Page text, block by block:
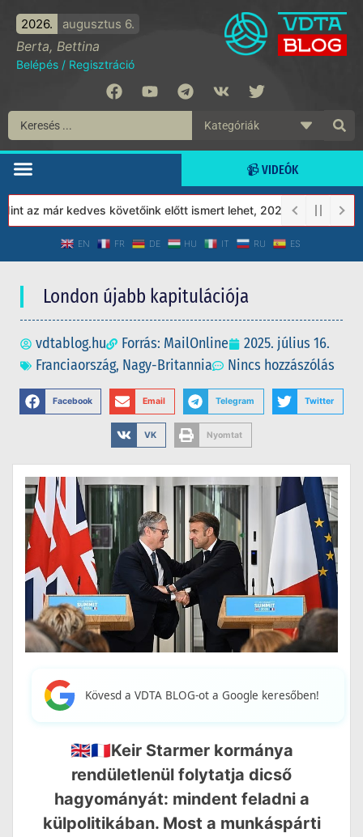
2026. augusztus 6.
Berta, Bettina
Belépés / Regisztráció
📹 VIDEÓK
már kedves követőink előtt ismert lehet, 2023-tól a Védett
EN FR DE HU IT RU ES
London újabb kapitulációja
vdtablog.hu Forrás: MailOnline
2025. július 16.
Franciaország, Nagy-Britannia Nincs hozzászólás
Facebook Email Telegram Twitter
VK Nyomtat
Kövesd a VDTA BLOG-ot a Google keresőben!
🇬🇧🇫🇷Keir Starmer kormánya
rendületlenül folytatja dicső
hagyományát: mindent feladni a
külpolitikában. Most a munkáspárti